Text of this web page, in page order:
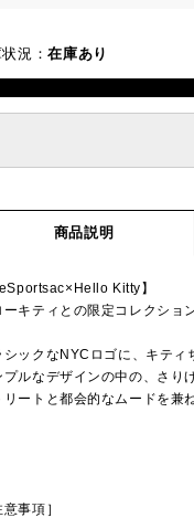
況：在庫あり
商品説明
Kitty】
ーキティとの限定コレクショ
シックなNYCロゴに、キティ
プルなデザインの中の、さり
リートと都会的なムードを兼
意事項］